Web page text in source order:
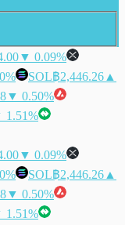
▼ 0.09%
SOL฿2,446.26 ▲
▼ 0.50%
1.51%
▼ 0.09%
SOL฿2,446.26 ▲
▼ 0.50%
1.51%